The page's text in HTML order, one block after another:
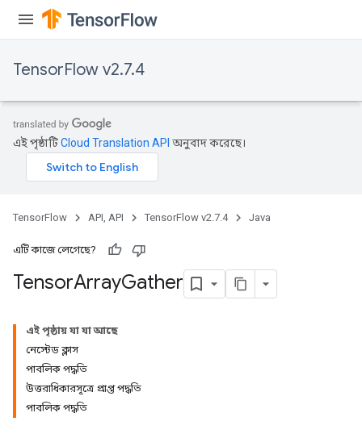
TensorFlow v2.7.4
এই পৃষ্ঠাটিCloud Translation API অনুবাদ করেছে।
TensorFlow API, API TensorFlow v2.7.4 Java
এটি কাজে লেগেছে?
TensorArrayGather
এই পৃষ্ঠায় যা যা আছে
নেস্টেড ক্লাস
পাবলিক পদ্ধতি
উত্তরাধিকারসূত্রে প্রাপ্ত পদ্ধতি
পাবলিক পদ্ধতি